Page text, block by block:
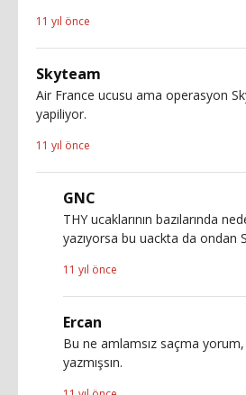
11 yıl önce
Skyteam
Air France ucusu ama operasyon
yapiliyor.
11 yıl önce
GNC
THY ucaklarının bazılarında
yazıyorsa bu uackta da ondan
11 yıl önce
Ercan
Bu ne amlamsız saçma
yazmışsın.